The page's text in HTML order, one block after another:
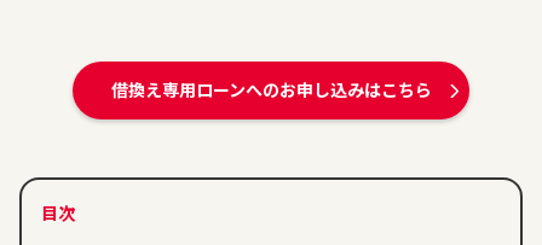
借換え専用ローンへのお申し込みはこちら